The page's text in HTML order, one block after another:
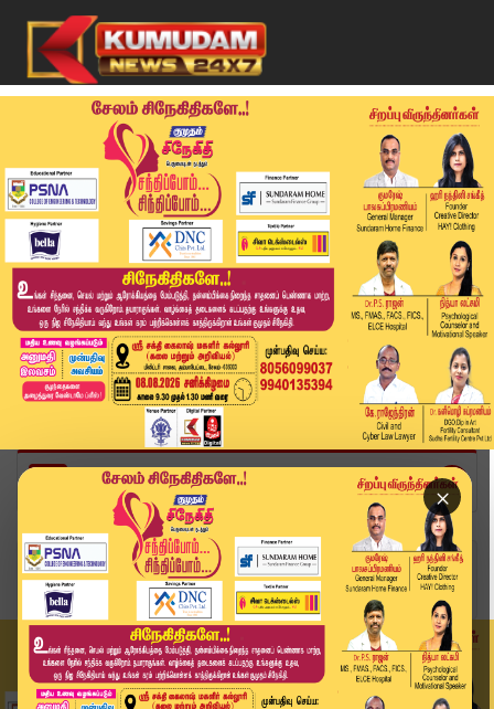
×
Home
வீடியோ ஸ்டோரி
நீதிமன்ற வளாகத்தில் பிரபல ரவுடி அதிரடி கைது